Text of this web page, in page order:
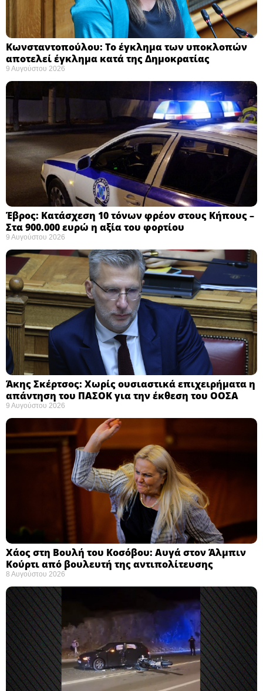
Κωνσταντοπούλου: Το έγκλημα των υποκλοπών
αποτελεί έγκλημα κατά της Δημοκρατίας ​
9 Αυγούστου 2026
Έβρος: Κατάσχεση 10 τόνων φρέον στους Κήπους –
Στα 900.000 ευρώ η αξία του φορτίου ​
9 Αυγούστου 2026
Άκης Σκέρτσος: Χωρίς ουσιαστικά επιχειρήματα η
απάντηση του ΠΑΣΟΚ για την έκθεση του ΟΟΣΑ ​
9 Αυγούστου 2026
Χάος στη Βουλή του Κοσόβου: Αυγά στον Άλμπιν
Κούρτι από βουλευτή της αντιπολίτευσης
8 Αυγούστου 2026